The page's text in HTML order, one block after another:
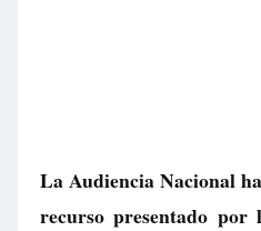
La Audiencia Nacional
recurso presentado por